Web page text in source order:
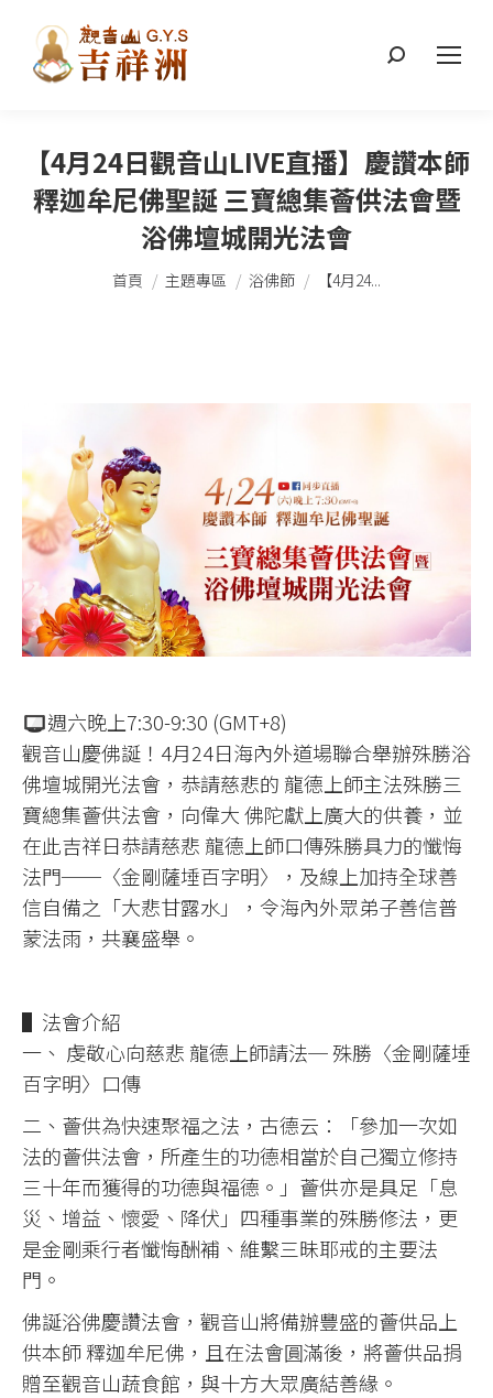
搜
【4月24日觀音山LIVE直播】慶讚本師
釋迦牟尼佛聖誕 三寶總集薈供法會暨
浴佛壇城開光法會
您在這裡：
首頁 主題專區 浴佛節 【4月24...
週六晚上7:30-9:30 (GMT+8)
觀音山慶佛誕！4月24日海內外道場聯合舉辦殊勝浴
佛壇城開光法會，恭請慈悲的 龍德上師主法殊勝三
寶總集薈供法會，向偉大 佛陀獻上廣大的供養，並
在此吉祥日恭請慈悲 龍德上師口傳殊勝具力的懺悔
法門──〈金剛薩埵百字明〉，及線上加持全球善
信自備之「大悲甘露水」，令海內外眾弟子善信普
蒙法雨，共襄盛舉。
▌法會介紹
一、 虔敬心向慈悲 龍德上師請法─ 殊勝〈金剛薩埵
百字明〉口傳
二、薈供為快速聚福之法，古德云：「參加一次如
法的薈供法會，所產生的功德相當於自己獨立修持
三十年而獲得的功德與福德。」薈供亦是具足「息
災、增益、懷愛、降伏」四種事業的殊勝修法，更
是金剛乘行者懺悔酬補、維繫三昧耶戒的主要法
門。
佛誕浴佛慶讚法會，觀音山將備辦豐盛的薈供品上
供本師 釋迦牟尼佛，且在法會圓滿後，將薈供品捐
贈至觀音山蔬食館，與十方大眾廣結善緣。